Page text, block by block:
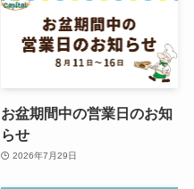
お盆期間中の営業日のお知
らせ
2026年7月29日